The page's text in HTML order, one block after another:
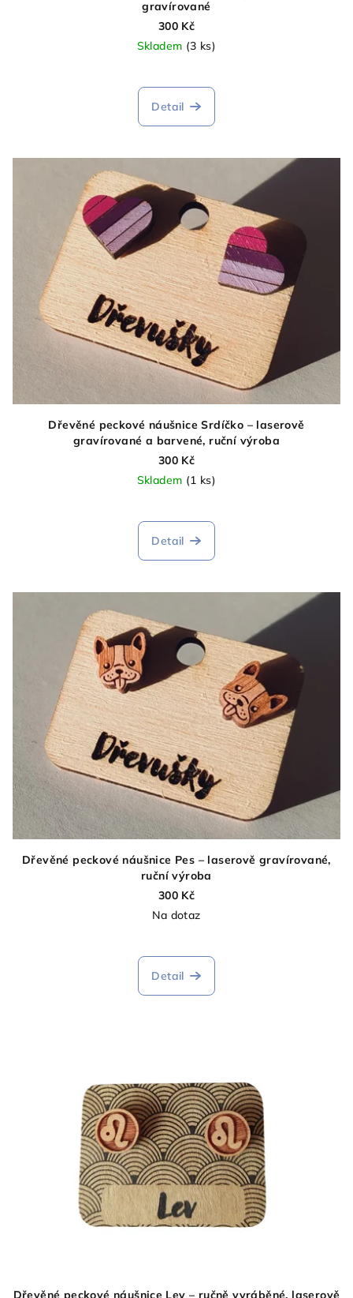
gravírované
300 Kč
Skladem (3 ks)
Detail
Dřevěné peckové náušnice Srdíčko – laserově
gravírované a barvené, ruční výroba
300 Kč
Skladem (1 ks)
Detail
Dřevěné peckové náušnice Pes – laserově gravírované,
ruční výroba
300 Kč
Na dotaz
Detail
Dřevěné peckové náušnice Lev – ručně vyráběné, laserově